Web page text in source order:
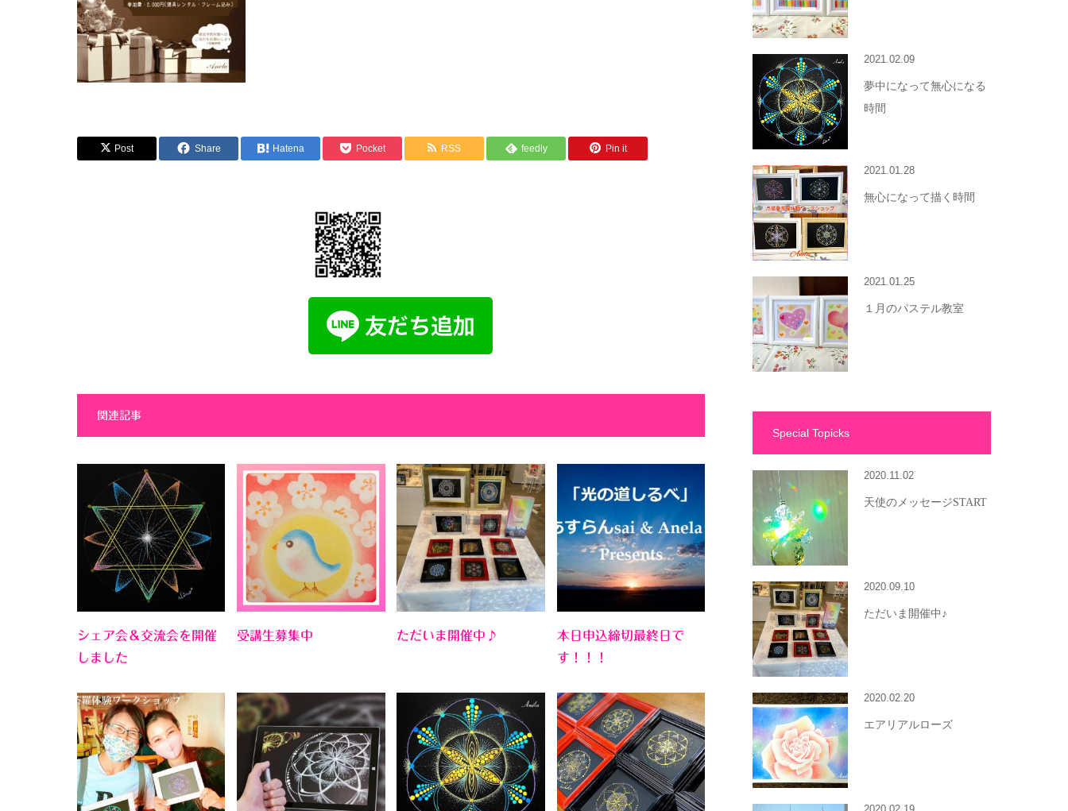
Post Share Hatena Pocket RSS feedly Pin it
関連記事
シェア会＆交流会を開催
しました
受講生募集中 ただいま開催中♪
本日申込締切最終日で
す！！！
2021.02.09
夢中になって無心になる
時間
2021.01.28
無心になって描く時間
2021.01.25
１月のパステル教室
Special Topicks
2020.11.02
天使のメッセージSTART
2020.09.10
ただいま開催中♪
2020.02.20
エアリアルローズ